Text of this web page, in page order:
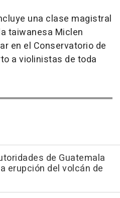
una clase magistral
taiwanesa Miclen
en el Conservatorio de
a violinistas de toda
de Guatemala
erupción del volcán de